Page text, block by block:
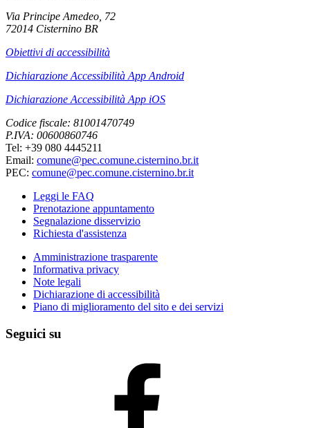
Via Principe Amedeo, 72
72014 Cisternino BR
Obiettivi di accessibilità
Dichiarazione Accessibilità App Android
Dichiarazione Accessibilità App iOS
Codice fiscale: 81001470749
P.IVA: 00600860746
Tel: +39 080 4445211
Email: comune@pec.comune.cisternino.br.it
PEC: comune@pec.comune.cisternino.br.it
Leggi le FAQ
Prenotazione appuntamento
Segnalazione disservizio
Richiesta d'assistenza
Amministrazione trasparente
Informativa privacy
Note legali
Dichiarazione di accessibilità
Piano di miglioramento del sito e dei servizi
Seguici su